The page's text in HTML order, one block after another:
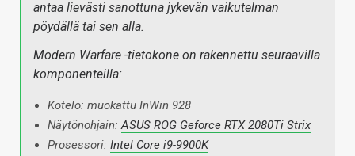
antaa lievästi sanottuna jykevän vaikutelman
pöydällä tai sen alla.
Modern Warfare -tietokone on rakennettu seuraavilla
komponenteilla:
Kotelo: muokattu InWin 928
Näytönohjain:ASUS ROG Geforce RTX 2080Ti Strix
Prosessori: Intel Core i9-9900K